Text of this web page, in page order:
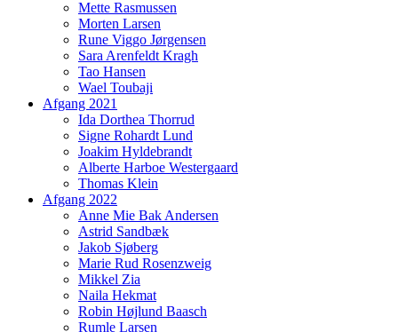
Mette Rasmussen
Morten Larsen
Rune Viggo Jørgensen
Sara Arenfeldt Kragh
Tao Hansen
Wael Toubaji
Afgang 2021
Ida Dorthea Thorrud
Signe Rohardt Lund
Joakim Hyldebrandt
Alberte Harboe Westergaard
Thomas Klein
Afgang 2022
Anne Mie Bak Andersen
Astrid Sandbæk
Jakob Sjøberg
Marie Rud Rosenzweig
Mikkel Zia
Naila Hekmat
Robin Højlund Baasch
Rumle Larsen